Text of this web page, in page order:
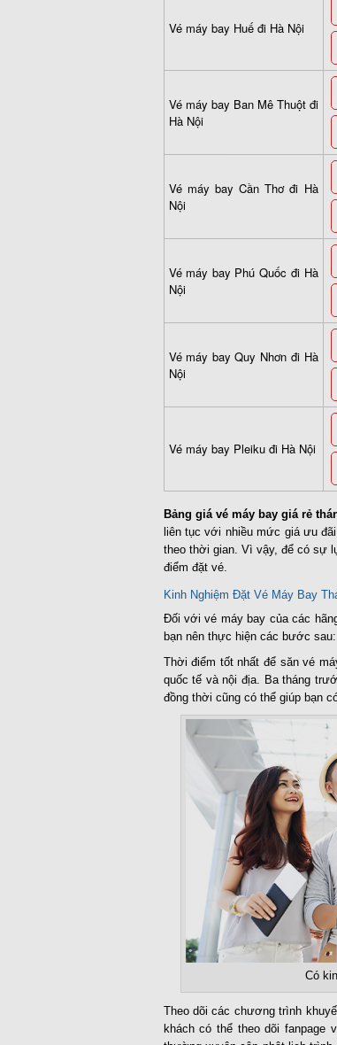
Vé máy bay Huế đi Hà Nội
Vé máy bay Ban Mê Thuột đi
Hà Nội
Vé máy bay Cần Thơ đi Hà
Nội
Vé máy bay Phú Quốc đi Hà
Nội
Vé máy bay Quy Nhơn đi Hà
Nội
Vé máy bay Pleiku đi Hà Nội
Bảng giá vé máy bay giá rẻ
liên tục với nhiều mức giá ưu
theo thời gian. Vì vậy, để có sự
điểm đặt vé.
Kinh Nghiệm Đặt Vé Máy Bay
Đối với vé máy bay của các
bạn nên thực hiện các bước sau:
Thời điểm tốt nhất để săn vé
quốc tế và nội địa. Ba tháng
đồng thời cũng có thể giúp bạn
Có
Theo dõi các chương trình
khách có thể theo dõi fanpage